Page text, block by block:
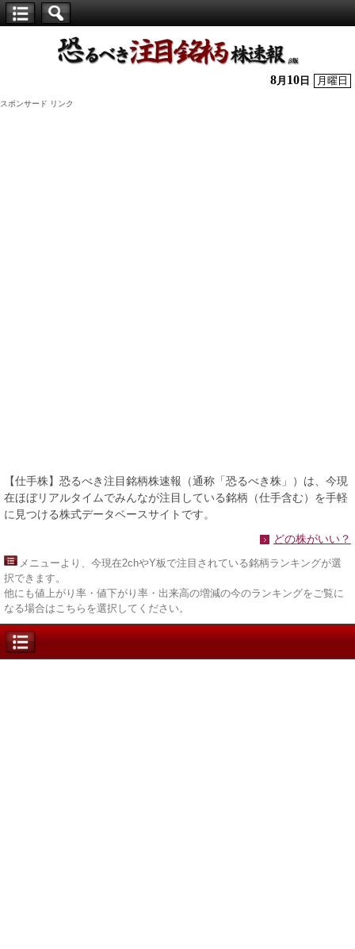
株】
8月 10 日 月曜日
スポンサード リンク
【仕手株】恐るべき注目銘柄株速報（通称「恐るべき株」）は、今現
在ほぼリアルタイムでみんなが注目している銘柄（仕手含む）を手軽
に見つける株式データベースサイトです。
どの株がいい？
メニューより、今現在2chやY板で注目されている銘柄ランキングが選
択できます。
他にも値上がり率・値下がり率・出来高の増減の今のランキングをご覧に
なる場合はこちらを選択してください。